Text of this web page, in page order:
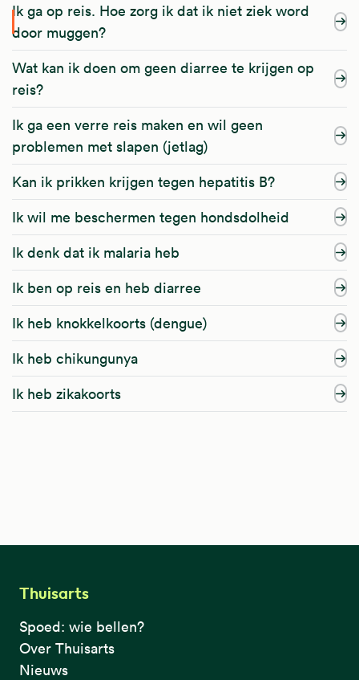
Ik ga op reis. Hoe zorg ik dat ik niet ziek word
door muggen?
Wat kan ik doen om geen diarree te krijgen op
reis?
Ik ga een verre reis maken en wil geen
problemen met slapen (jetlag)
Kan ik prikken krijgen tegen hepatitis B?
Ik wil me beschermen tegen hondsdolheid
Ik denk dat ik malaria heb
Ik ben op reis en heb diarree
Ik heb knokkelkoorts (dengue)
Ik heb chikungunya
Ik heb zikakoorts
Thuisarts
Spoed: wie bellen?
Over Thuisarts
Nieuws